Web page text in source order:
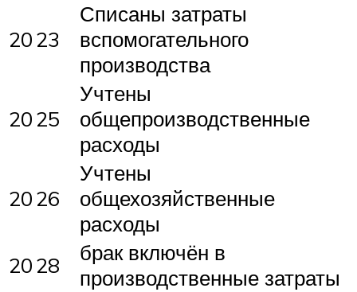
2023
Списаны затраты
вспомогательного
производства
2025
Учтены
общепроизводственные
расходы
2026
Учтены
общехозяйственные
расходы
2028
брак включён в
производственные затраты